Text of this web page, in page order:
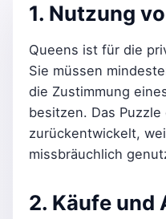
1. Nutzung
Queens ist für die
Sie müssen
die Zustimmung
besitzen. Das
zurückentwickelt,
missbräuchlich
2. Käufe und